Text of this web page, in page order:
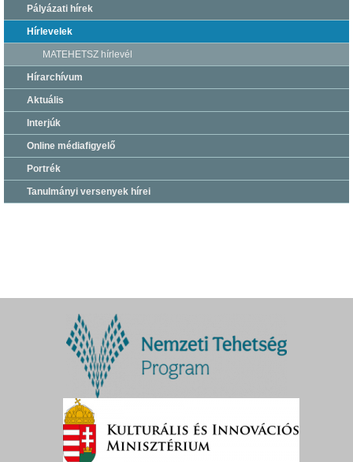
Pályázati hírek
Hírlevelek
MATEHETSZ hírlevél
Hírarchívum
Aktuális
Interjúk
Online médiafigyelő
Portrék
Tanulmányi versenyek hírei